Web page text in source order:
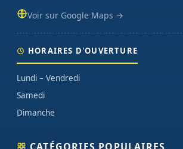
Voir sur Google Maps →
HORAIRES D'OUVERTURE
Lundi – Vendredi
Samedi
Dimanche